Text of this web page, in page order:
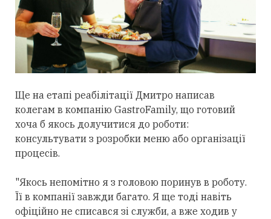
Ще на етапі реабілітації Дмитро написав
колегам в компанію GastroFamily, що готовий
хоча б якось долучитися до роботи:
консультувати з розробки меню або організації
процесів.
"Якось непомітно я з головою поринув в роботу.
Її в компанії завжди багато. Я ще тоді навіть
офіційно не списався зі служби, а вже ходив у